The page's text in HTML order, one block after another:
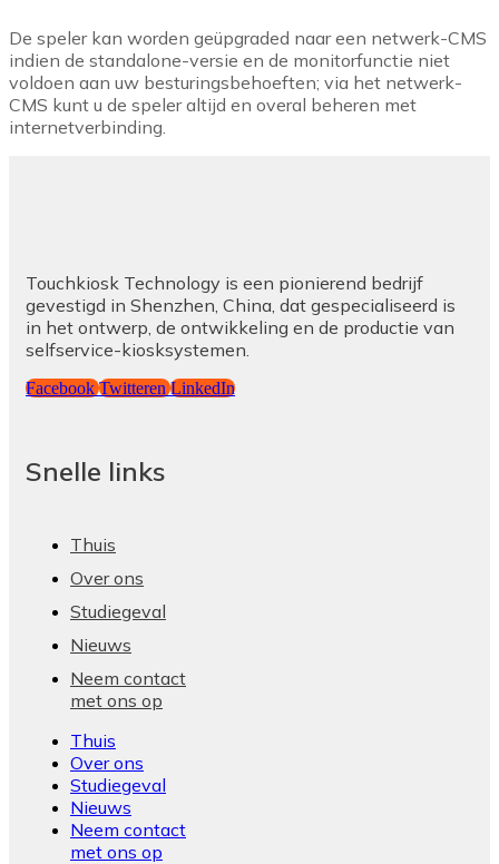
De speler kan worden geüpgraded naar een netwerk-CMS
indien de standalone-versie en de monitorfunctie niet
voldoen aan uw besturingsbehoeften; via het netwerk-
CMS kunt u de speler altijd en overal beheren met
internetverbinding.
Touchkiosk Technology is een pionierend bedrijf
gevestigd in Shenzhen, China, dat gespecialiseerd is
in het ontwerp, de ontwikkeling en de productie van
selfservice-kiosksystemen.
Facebook Twitteren LinkedIn
Snelle links
Thuis
Over ons
Studiegeval
Nieuws
Neem contact
met ons op
Thuis
Over ons
Studiegeval
Nieuws
Neem contact
met ons op